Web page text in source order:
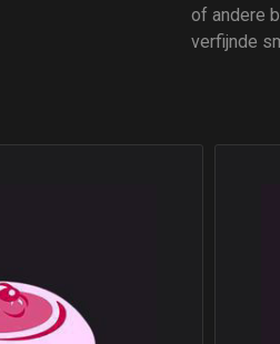
of andere
verfijnde